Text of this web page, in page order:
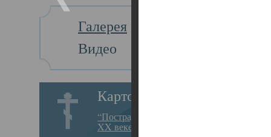
Галерея
Видео
Картотека
“Пострадавшие за веру в
XX веке на Севере”